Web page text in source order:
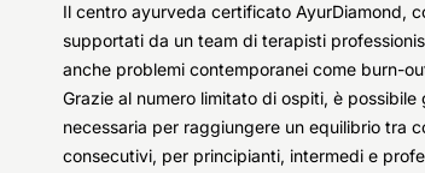
Il centro ayurveda certificato AyurDiamond,
supportati da un team di terapisti
anche problemi contemporanei come burn-
Grazie al numero limitato di ospiti, è
necessaria per raggiungere un equilibrio tra
consecutivi, per principianti, intermedi e